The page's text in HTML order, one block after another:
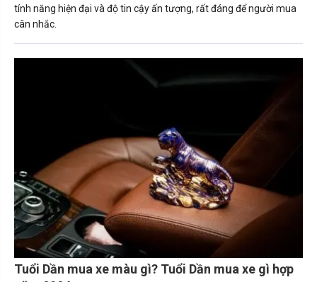
tính năng hiện đại và độ tin cậy ấn tượng, rất đáng để người mua
cân nhắc.
Tuổi Dần mua xe màu gì? Tuổi Dần mua xe gì hợp